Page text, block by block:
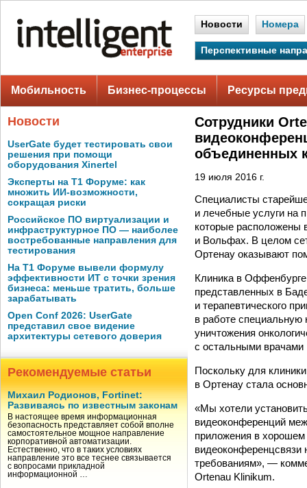
Новости Номера
Перспективные
Мобильность Бизнес-процессы Ресурсы
Новости
UserGate будет тестировать свои
решения при помощи
оборудования Xinertel
Эксперты на Т1 Форуме: как
множить ИИ-возможности,
сокращая риски
Российское ПО виртуализации и
инфраструктурное ПО — наиболее
востребованные направления для
тестирования
На Т1 Форуме вывели формулу
эффективности ИТ с точки зрения
бизнеса: меньше тратить, больше
зарабатывать
Open Conf 2026: UserGate
представил свое видение
архитектуры сетевого доверия
Рекомендуемые статьи
Михаил Родионов, Fortinet:
Развиваясь по известным законам
В настоящее время информационная
безопасность представляет собой вполне
самостоятельное мощное направление
корпоративной автоматизации.
Естественно, что в таких условиях
направление это все теснее связывается
с вопросами прикладной
информационной …
Сотрудники
объединенных
19 июля 2016 г.
Специалисты
и лечебные услуги на
которые расположены
и Вольфах. В целом
Ортенау оказывают
Клиника в Оффенбурге
представленных в
и терапевтического
в работе специальную
уничтожения
с остальными врачами
Поскольку для
в Ортенау стала
«Мы хотели
видеоконференций
приложения в
видеоконференцсвязи
требованиям», —
Ortenau Klinikum.